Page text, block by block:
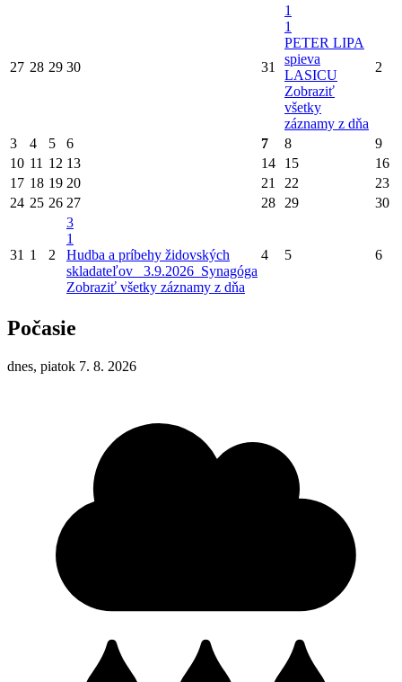
27 28 29 30 31
1
1
PETER LIPA
spieva
LASICU
Zobraziť
všetky
záznamy z dňa
2
3 4 5 6 7 8
9
10 11 12 13 14 15
16
17 18 19 20 21 22
23
24 25 26 27 28 29 30
31 1 2
3
1
Hudba a príbehy židovských
skladateľov_ 3.9.2026_Synagóga
Zobraziť všetky záznamy z dňa
4 5 6
Počasie
dnes, piatok 7. 8. 2026